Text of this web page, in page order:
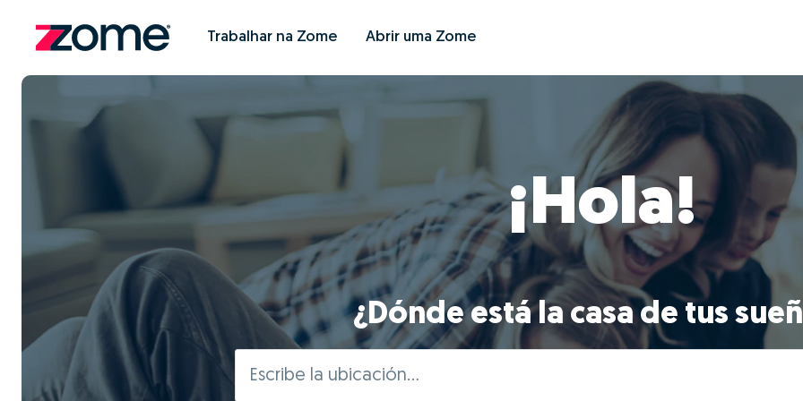
Trabalhar na Zome Abrir uma Zome
¡Hola!
¿Dónde está la casa de tus